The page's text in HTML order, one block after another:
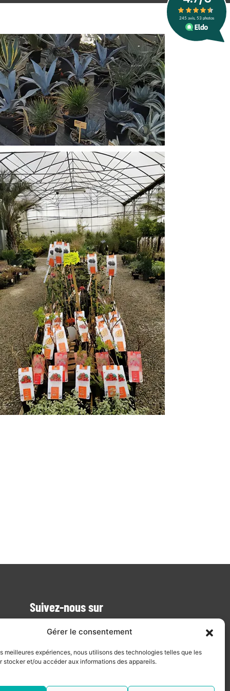
Gérer le consentement
meilleures expériences, nous utilisons des technologies telles que les
stocker et/ou accéder aux informations des appareils.
Suivez-nous sur